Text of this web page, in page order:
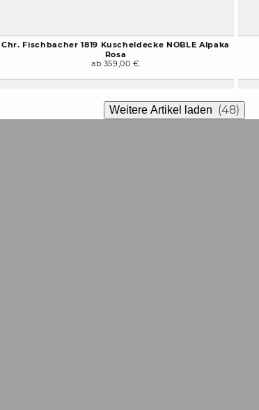
Chr. Fischbacher 1819 Kuscheldecke NOBLE Alpaka
Rosa
ab 359,00 €
Weitere Artikel laden (48)